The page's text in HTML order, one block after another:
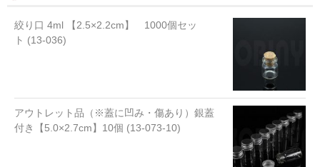
絞り口 4ml 【2.5×2.2cm】 1000個セッ
ト (13-036)
アウトレット品（※蓋に凹み・傷あり）銀蓋
付き【5.0×2.7cm】10個 (13-073-10)